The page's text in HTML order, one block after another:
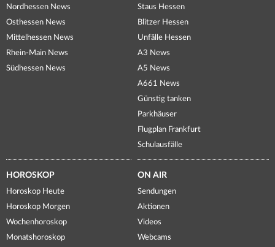
Nordhessen News
Osthessen News
Mittelhessen News
Rhein-Main News
Südhessen News
Staus Hessen
Blitzer Hessen
Unfälle Hessen
A3 News
A5 News
A661 News
Günstig tanken
Parkhäuser
Flugplan Frankfurt
Schulausfälle
HOROSKOP
Horoskop Heute
Horoskop Morgen
Wochenhoroskop
Monatshoroskop
ON AIR
Sendungen
Aktionen
Videos
Webcams